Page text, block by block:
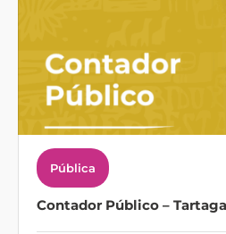
Pública
Contador Público –